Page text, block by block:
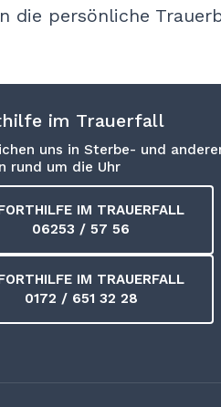
die persönliche
im Trauerfall
uns in Sterbe- und
rund um die Uhr
IM TRAUERFALL
06253 / 57 56
IM TRAUERFALL
0172 / 651 32 28